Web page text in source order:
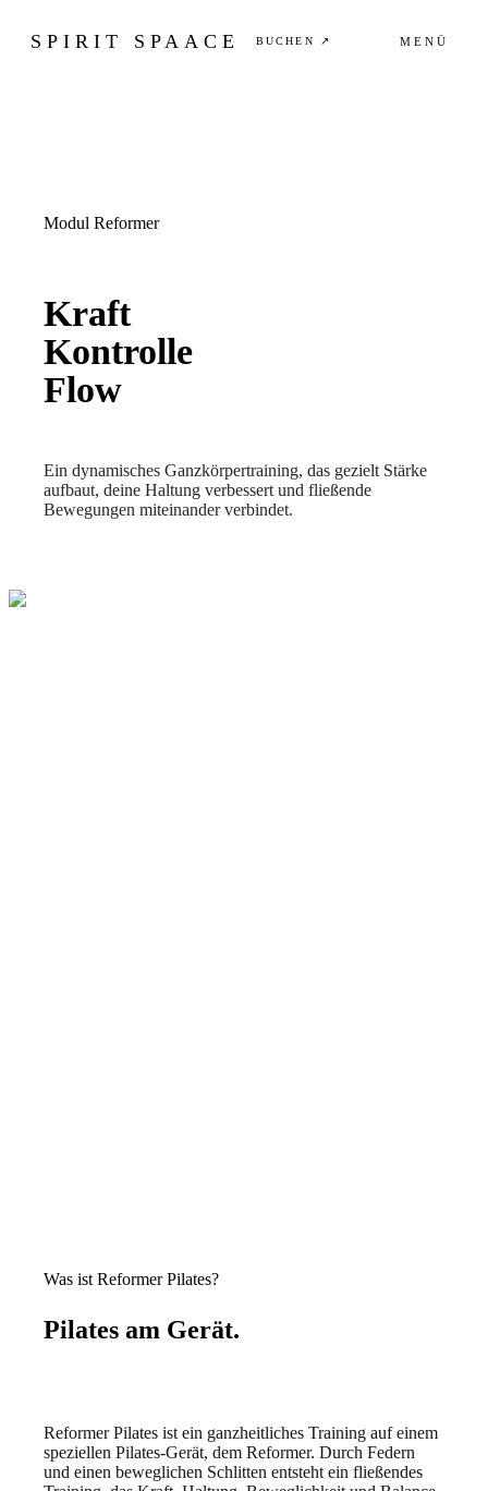
SPIRIT SPAACE BUCHEN ↗ MENÜ
Modul Reformer
Kraft
Kontrolle
Flow
Ein dynamisches Ganzkörpertraining, das gezielt Stärke
aufbaut, deine Haltung verbessert und fließende
Bewegungen miteinander verbindet.
Was ist Reformer Pilates?
Pilates am Gerät.
Reformer Pilates ist ein ganzheitliches Training auf einem
speziellen Pilates-Gerät, dem Reformer. Durch Federn
und einen beweglichen Schlitten entsteht ein fließendes